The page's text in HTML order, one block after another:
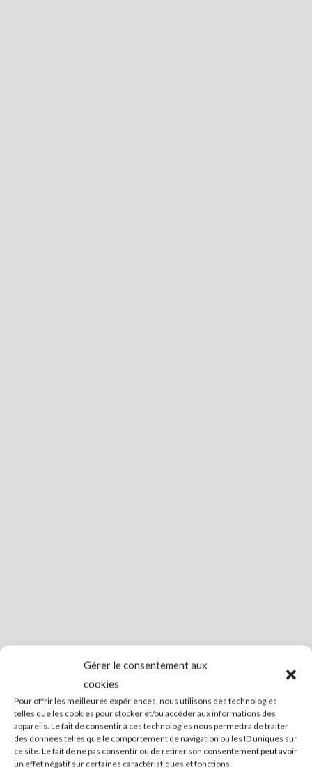
Gérer le consentement aux
cookies
Pour offrir les meilleures expériences, nous utilisons des technologies
telles que les cookies pour stocker et/ou accéder aux informations des
appareils. Le fait de consentir à ces technologies nous permettra de traiter
des données telles que le comportement de navigation ou les ID uniques sur
ce site. Le fait de ne pas consentir ou de retirer son consentement peut avoir
un effet négatif sur certaines caractéristiques et fonctions.